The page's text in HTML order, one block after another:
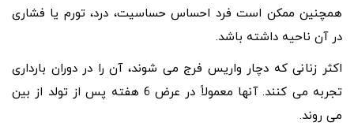
همچنین ممکن است فرد احساس حساسیت، درد، تورم یا فشاری
در آن ناحیه داشته باشد.
اکثر زنانی که دچار واریس فرج می شوند، آن را در دوران بارداری
تجربه می کنند. آنها معمولاً در عرض 6 هفته پس از تولد از بین
می روند.